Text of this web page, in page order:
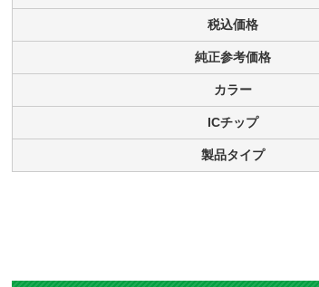
税込価格
純正参考価格
カラー
ICチップ
製品タイプ